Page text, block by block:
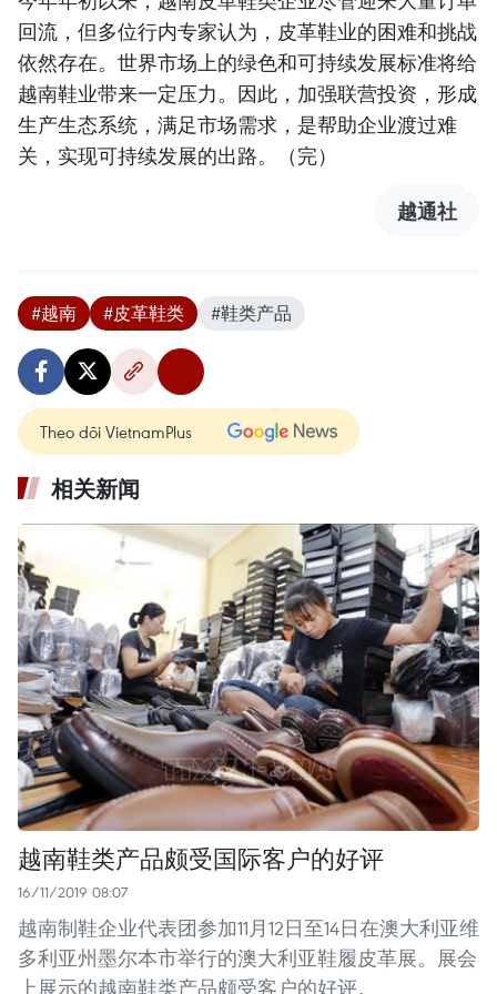
回流，但多位行内专家认为，皮革鞋业的困难和挑战
依然存在。世界市场上的绿色和可持续发展标准将给
越南鞋业带来一定压力。因此，加强联营投资，形成
生产生态系统，满足市场需求，是帮助企业渡过难
关，实现可持续发展的出路。（完）
越通社
#越南 #皮革鞋类 #鞋类产品
Theo dõi VietnamPlus
相关新闻
越南鞋类产品颇受国际客户的好评
16/11/2019 08:07
越南制鞋企业代表团参加11月12日至14日在澳大利亚维
多利亚州墨尔本市举行的澳大利亚鞋履皮革展。展会
上展示的越南鞋类产品颇受客户的好评。